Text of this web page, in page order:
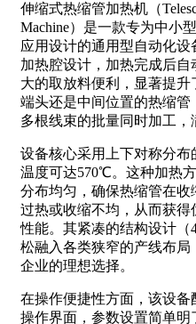
伸缩式热缩管加热机（
Machine）是一款专为中小
应用设计的通用型自动化
加热腔设计，加热完成后
大的取放料便利，显著提
端头还是中间位置的热缩
多根线束的批量同时加工，
设备核心采用上下对称分
温度可达570℃。这种加热
分布均匀，确保热缩管在
过热或收缩不均，从而获
性能。其紧凑的结构设计（
松融入各类狭窄的产线布
企业的理想选择。
在操作便捷性方面，该设
操作界面，参数设置简单